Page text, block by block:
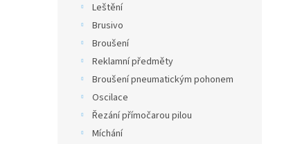
Leštění
Brusivo
Broušení
Reklamní předměty
Broušení pneumatickým pohonem
Oscilace
Řezání přímočarou pilou
Míchání